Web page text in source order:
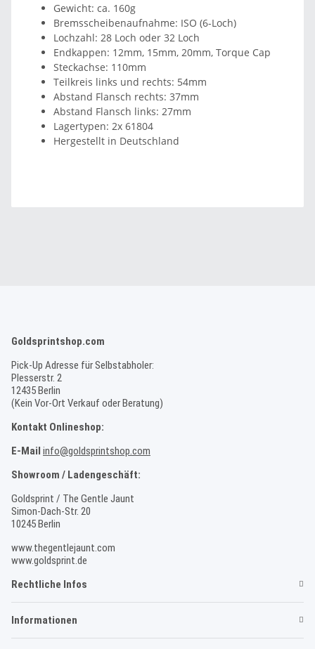
Gewicht: ca. 160g
Bremsscheibenaufnahme: ISO (6-Loch)
Lochzahl: 28 Loch oder 32 Loch
Endkappen: 12mm, 15mm, 20mm, Torque Cap
Steckachse: 110mm
Teilkreis links und rechts: 54mm
Abstand Flansch rechts: 37mm
Abstand Flansch links: 27mm
Lagertypen: 2x 61804
Hergestellt in Deutschland
Goldsprintshop.com
Pick-Up Adresse für Selbstabholer:
Plesserstr. 2
12435 Berlin
(Kein Vor-Ort Verkauf oder Beratung)
Kontakt Onlineshop:
E-Mail info@goldsprintshop.com
Showroom / Ladengeschäft:
Goldsprint / The Gentle Jaunt
Simon-Dach-Str. 20
10245 Berlin
www.thegentlejaunt.com
www.goldsprint.de
Rechtliche Infos
Informationen